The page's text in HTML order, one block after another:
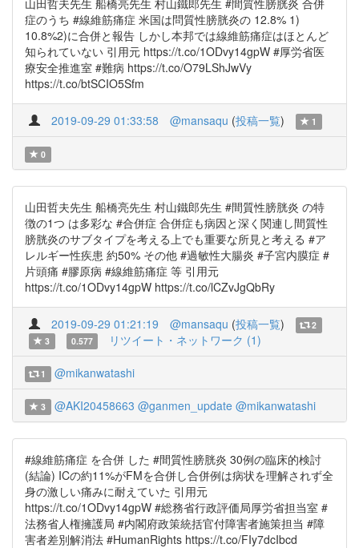
山田哲夫先生 船橋亮先生 村山鐵郎先生 #間質性膀胱炎 合併
症のうち #線維筋痛症 米国は問質性膀胱炎の 12.8% 1)
10.8%2)に合併と報告 しかし本邦では線維筋痛症はほとんど
知られていない 引用元 https://t.co/1ODvy14gpW #厚労省医
療安全推進室 #難病 https://t.co/O79LShJwVy
https://t.co/btSCIO5Sfm
2019-09-29 01:33:58 @mansaqu (投稿一覧) 1
0
山田哲夫先生 船橋亮先生 村山鐵郎先生 #間質性膀胱炎 の特
徴の1つ は多彩な #合併症 合併症も病因と深く関連し間質性
膀胱炎のサブタイプを考える上でも重要な所見と考える #ア
レルギー性疾患 約50% その他 #過敏性大腸炎 #子宮内膜症 #
片頭痛 #膠原病 #線維筋痛症 等 引用元
https://t.co/1ODvy14gpW https://t.co/lCZvJgQbRy
2019-09-29 01:21:19 @mansaqu (投稿一覧)
2
3
0.577 リツイート・ネットワーク (1)
1 @mikanwatashi
3 @AKI20458663 @ganmen_update @mikanwatashi
#線維筋痛症 を合併 した #間質性膀胱炎 30例の臨床的検討
(結論) ICの約11%がFMを合併し合併例は病状を理解されず全
身の激しい痛みに耐えていた 引用元
https://t.co/1ODvy14gpW #総務省行政評価局厚労省担当室 #
法務省人権擁護局 #内閣府政策統括官付障害者施策担当 #障
害者差別解消法 #HumanRights https://t.co/FIy7dcIbcd